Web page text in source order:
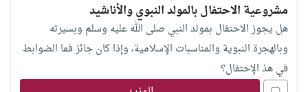
مشروعية الاحتفال بالمولد النبوي والأناشيد
هل يجوز الاحتفال بمولد النبي صلى الله عليه وسلم وبسيرته
وبالهجرة النبوية والمناسبات الإسلامية، وإذا كان جائز فما الضوابط
في هذ الإحتفال؟